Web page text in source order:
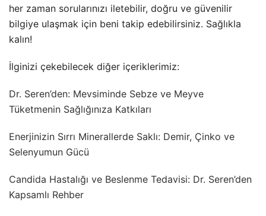
her zaman sorularınızı iletebilir, doğru ve güvenilir
bilgiye ulaşmak için beni takip edebilirsiniz. Sağlıkla
kalın!
İlginizi çekebilecek diğer içeriklerimiz:
Dr. Seren’den: Mevsiminde Sebze ve Meyve
Tüketmenin Sağlığınıza Katkıları
Enerjinizin Sırrı Minerallerde Saklı: Demir, Çinko ve
Selenyumun Gücü
Candida Hastalığı ve Beslenme Tedavisi: Dr. Seren’den
Kapsamlı Rehber